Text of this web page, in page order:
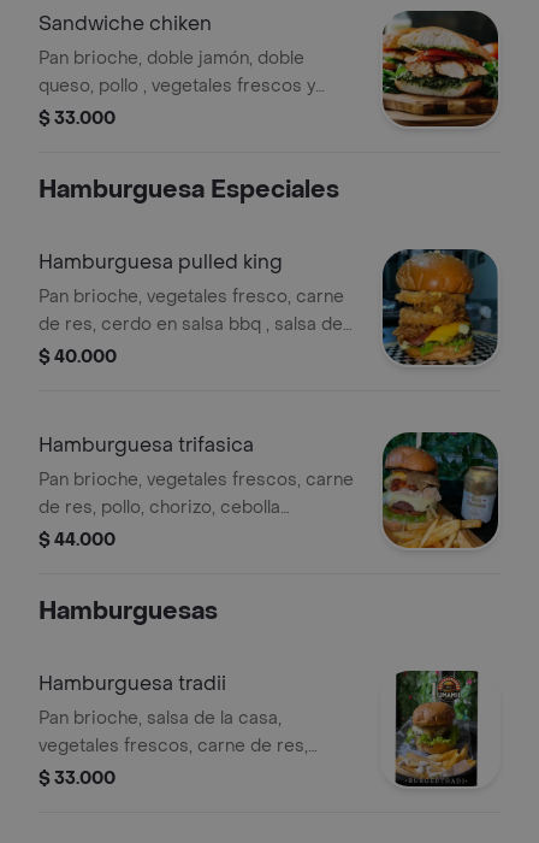
Sandwiche chiken
Pan brioche, doble jamón, doble
queso, pollo , vegetales frescos y
chimichurri.
$ 33.000
Hamburguesa Especiales
Hamburguesa pulled king
Pan brioche, vegetales fresco, carne
de res, cerdo en salsa bbq , salsa de
queso cheddar, aros de cebolla
$ 40.000
Hamburguesa trifasica
Pan brioche, vegetales frescos, carne
de res, pollo, chorizo, cebolla
caramelizada, doble dobe queso y
$ 44.000
Hamburguesas
Hamburguesa tradii
Pan brioche, salsa de la casa,
vegetales frescos, carne de res,
cebolla caramelizada, doble queso y
$ 33.000